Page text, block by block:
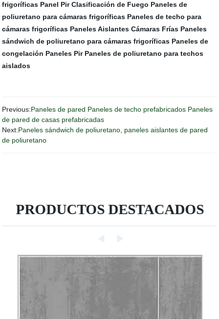
frigoríficas Panel Pir Clasificación de Fuego Paneles de
poliuretano para cámaras frigoríficas Paneles de techo para
cámaras frigoríficas Paneles Aislantes Cámaras Frías Paneles
sándwich de poliuretano para cámaras frigoríficas Paneles de
congelación Paneles Pir Paneles de poliuretano para techos
aislados
Previous:Paneles de pared Paneles de techo prefabricados Paneles
de pared de casas prefabricadas
Next:Paneles sándwich de poliuretano, paneles aislantes de pared
de poliuretano
PRODUCTOS DESTACADOS